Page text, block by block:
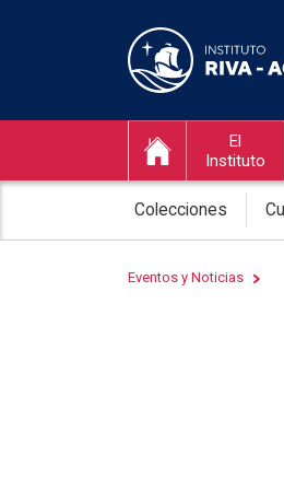
El
Instituto
Colecciones
Eventos y Noticias